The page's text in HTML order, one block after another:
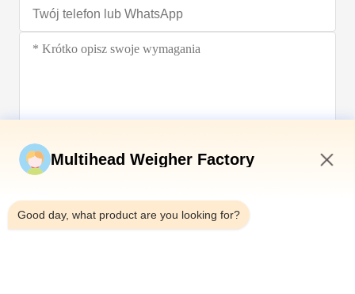
Multihead Weigher Factory
Good day, what product are you looking for?